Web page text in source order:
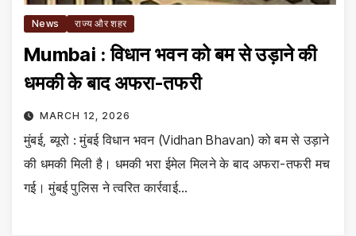
News राज्य और शहर
Mumbai : विधान भवन को बम से उड़ाने की
धमकी के बाद अफरा-तफरी
MARCH 12, 2026
मुंबई, ब्यूरो : मुंबई विधान भवन (Vidhan Bhavan) को बम से उड़ाने
की धमकी मिली है। धमकी भरा ईमेल मिलने के बाद अफरा-तफरी मच
गई। मुंबई पुलिस ने त्वरित कार्रवाई…